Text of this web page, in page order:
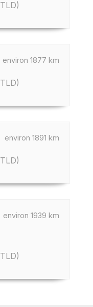
environ 1877 km
environ 1891 km
environ 1939 km